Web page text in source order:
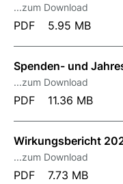
...zum Download
PDF 5.95 MB
Spenden- und
...zum Download
PDF 11.36 MB
Wirkungsbericht
...zum Download
PDF 7.73 MB